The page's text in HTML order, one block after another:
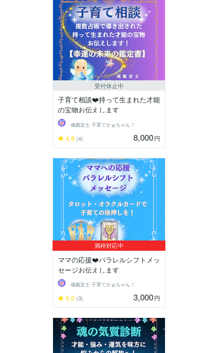
受付休止中
子育て相談❤️持って生まれた才能
の宝物お伝えします
魂鑑定士 子育てかぁちゃん！
4.8 (4) 8,000円
満枠対応中
ママの応援❤️パラレルシフトメッ
セージお伝えします
魂鑑定士 子育てかぁちゃん！
5.0 (3) 3,000円